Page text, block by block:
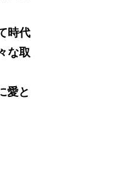
時代
な取
愛と